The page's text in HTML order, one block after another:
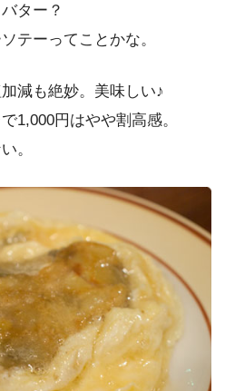
ター？
テーってことかな。
減も絶妙。美味しい♪
1,000円はやや割高感。
。